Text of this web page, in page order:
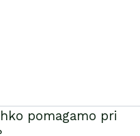
pomagamo pri